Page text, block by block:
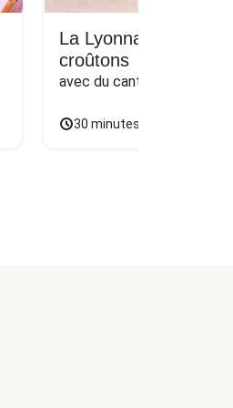
La Lyonnaise : lard,
croûtons
avec du cantal AOP, du
30 minutes